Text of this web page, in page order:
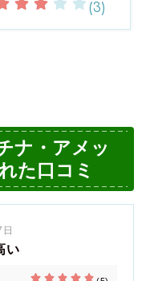
(3)
ナ・アメッ
た口コミ
い